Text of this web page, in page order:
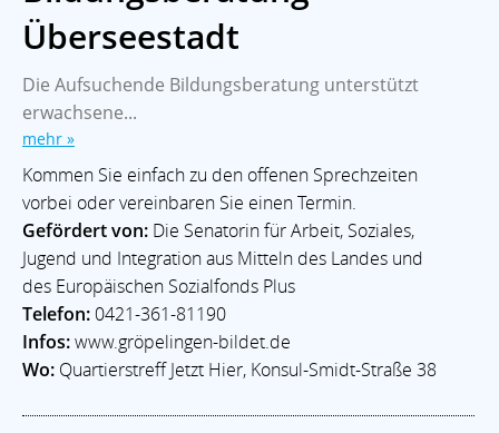
Überseestadt
Die Aufsuchende Bildungsberatung unterstützt
erwachsene...
mehr »
Kommen Sie einfach zu den offenen Sprechzeiten
vorbei oder vereinbaren Sie einen Termin.
Gefördert von: Die Senatorin für Arbeit, Soziales,
Jugend und Integration aus Mitteln des Landes und
des Europäischen Sozialfonds Plus
Telefon: 0421-361-81190
Infos:www.gröpelingen-bildet.de
Wo: Quartierstreff Jetzt Hier, Konsul-Smidt-Straße 38